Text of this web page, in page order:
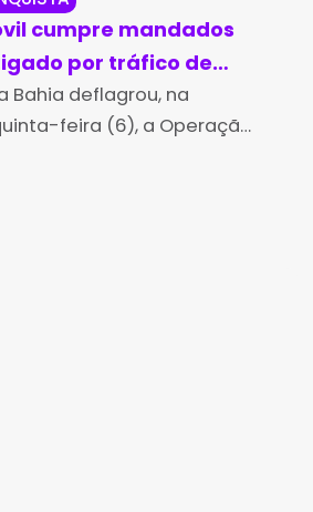
cumpre mandados
por tráfico de
da Conquista
Bahia deflagrou, na
feira (6), a Operação